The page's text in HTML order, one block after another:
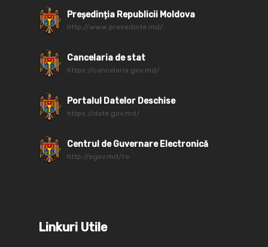
Președinția Republicii Moldova
http://www.presedinte.md/
Cancelaria de stat
https://cancelaria.gov.md/
Portalul Datelor Deschise
https://date.gov.md/
Centrul de Guvernare Electronică
http://egov.md/ro
Linkuri Utile